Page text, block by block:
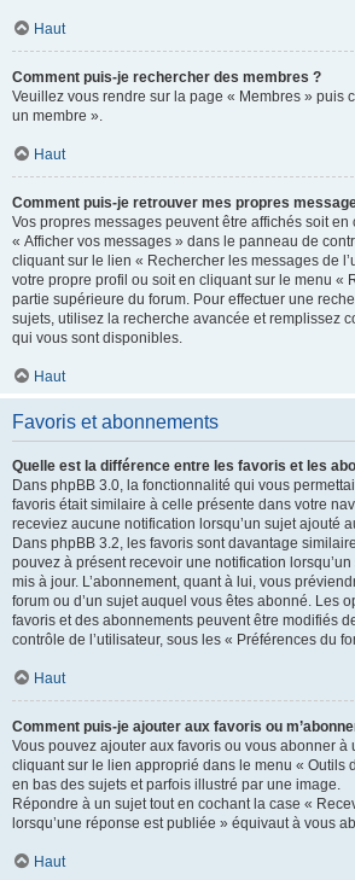
Haut
Comment puis-je rechercher des membres ?
Veuillez vous rendre sur la page « Membres » puis
un membre ».
Haut
Comment puis-je retrouver mes propres
Vos propres messages peuvent être affichés soit en
« Afficher vos messages » dans le panneau de
cliquant sur le lien « Rechercher les messages de
votre propre profil ou soit en cliquant sur le menu «
partie supérieure du forum. Pour effectuer une
sujets, utilisez la recherche avancée et remplissez
qui vous sont disponibles.
Haut
Favoris et abonnements
Quelle est la différence entre les favoris et les
Dans phpBB 3.0, la fonctionnalité qui vous
favoris était similaire à celle présente dans votre
receviez aucune notification lorsqu’un sujet ajouté
Dans phpBB 3.2, les favoris sont davantage
pouvez à présent recevoir une notification
mis à jour. L’abonnement, quant à lui, vous
forum ou d’un sujet auquel vous êtes abonné. Les
favoris et des abonnements peuvent être modifiés
contrôle de l’utilisateur, sous les « Préférences du
Haut
Comment puis-je ajouter aux favoris ou
Vous pouvez ajouter aux favoris ou vous abonner à
cliquant sur le lien approprié dans le menu « Outils
en bas des sujets et parfois illustré par une image.
Répondre à un sujet tout en cochant la case «
lorsqu’une réponse est publiée » équivaut à vous
Haut